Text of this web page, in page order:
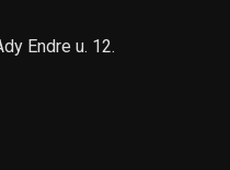
Endre u. 12.